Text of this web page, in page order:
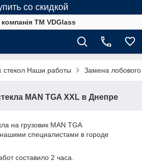
со скидкой
ТМ VDGlass
стекол Наши работы Замена
MAN TGA XXL в Днепре
на грузовик MAN TGA
специалистами в городе
составило 2 часа.